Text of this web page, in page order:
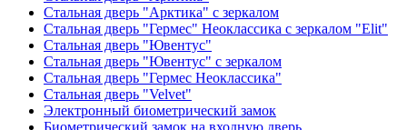
Стальная дверь "Арктика" с зеркалом
Стальная дверь "Гермес" Неоклассика с зеркалом "Elit"
Стальная дверь "Ювентус"
Стальная дверь "Ювентус" с зеркалом
Стальная дверь "Гермес Неоклассика"
Стальная дверь "Velvet"
Электронный биометрический замок